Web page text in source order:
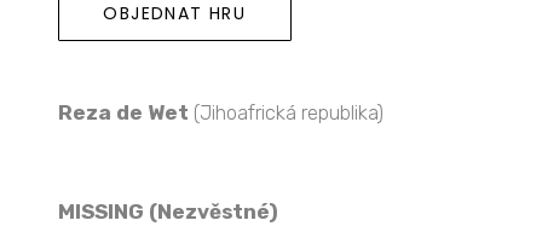
OBJEDNAT HRU
Reza de Wet (Jihoafrická republika)
MISSING (Nezvěstné)